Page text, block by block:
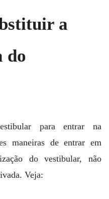
a
do
para entrar na
maneiras de entrar em
do vestibular, não
Veja: